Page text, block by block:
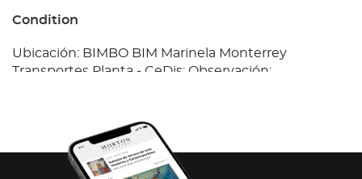
Condition
Ubicación: BIMBO BIM Marinela Monterrey
Transportes Planta - CeDis; Observación:
Dañada,baterias dañadas, asiento de conductos
dañado, arnes de motor no sirve. Falta Hyp. Baja
federal 20205, estatal 2024. Es Probable Se